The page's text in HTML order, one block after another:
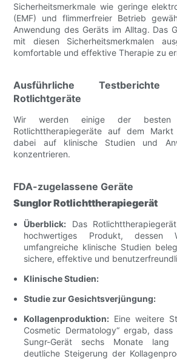
Sicherheitsmerkmale wie geringe
(EMF) und flimmerfreier Betrieb
Anwendung des Geräts im Alltag. Das
mit diesen Sicherheitsmerkmalen
komfortable und effektive Therapie zu
Ausführliche
Rotlichtgeräte
Wir werden einige der besten
Rotlichttherapiegeräte auf dem
dabei auf klinische Studien und
konzentrieren.
FDA-zugelassene Geräte
Sunglor Rotlichttherapiegerät
Überblick: Das
hochwertiges Produkt, dessen
umfangreiche klinische Studien
sichere, effektive und
Klinische Studien:
Studie zur Gesichtsverjüngung:
Kollagenproduktion: Eine weitere
Cosmetic Dermatology“ ergab,
Sungr-Gerät sechs Monate lang
deutliche Steigerung der